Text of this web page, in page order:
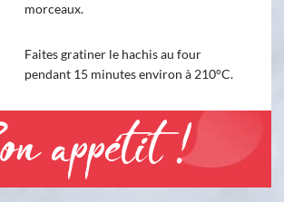
morceaux.
Faites gratiner le hachis au four
pendant 15 minutes environ à 210°C.
appétit !